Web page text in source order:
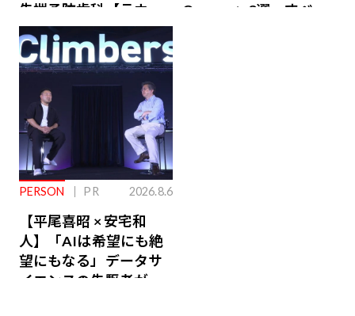
先端予防歯科【ラウン
ジ会員特典あり】
Owners」3選。すべて
PERSON PR 2026.8.6
【平尾喜昭 × 安宅和
人】「AIは希望にも絶
望にもなる」データサ
イエンスの先駆者が語